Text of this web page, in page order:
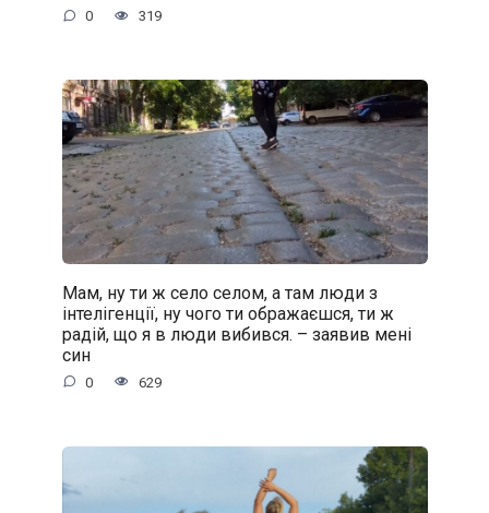
0 319
Мам, ну ти ж село селом, а там люди з
інтелігенції, ну чого ти ображаєшся, ти ж
радій, що я в люди вибився. – заявив мені
син
0 629